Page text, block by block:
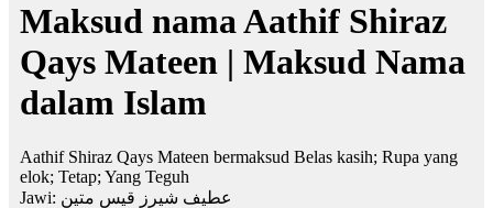
Maksud nama Aathif Shiraz
Qays Mateen | Maksud Nama
dalam Islam
Aathif Shiraz Qays Mateen bermaksud Belas kasih; Rupa yang
elok; Tetap; Yang Teguh
Jawi: عطيف شيرز قيس متين